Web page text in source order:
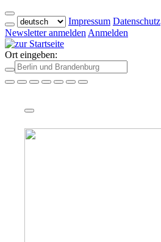
Impressum Datenschutz
Newsletter anmelden Anmelden
Ort eingeben: